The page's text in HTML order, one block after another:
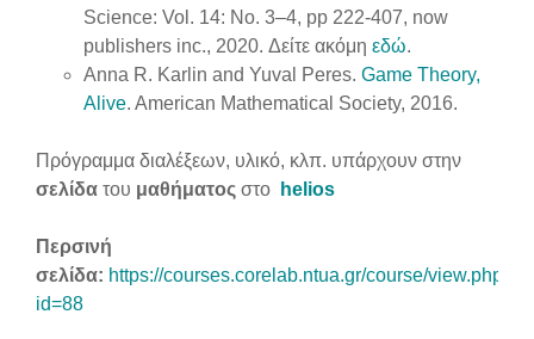
Science: Vol. 14: No. 3–4, pp 222-407, now
publishers inc., 2020. Δείτε ακόμη εδώ.
Anna R. Karlin and Yuval Peres. Game Theory,
Alive. American Mathematical Society, 2016.
Πρόγραμμα διαλέξεων, υλικό, κλπ. υπάρχουν στην
σελίδα του μαθήματος στο helios
Περσινή
σελίδα: https://courses.corelab.ntua.gr/course/view.php?
id=88